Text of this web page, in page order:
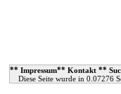
** Impressum** Kontakt **
Diese Seite wurde in 0.07276